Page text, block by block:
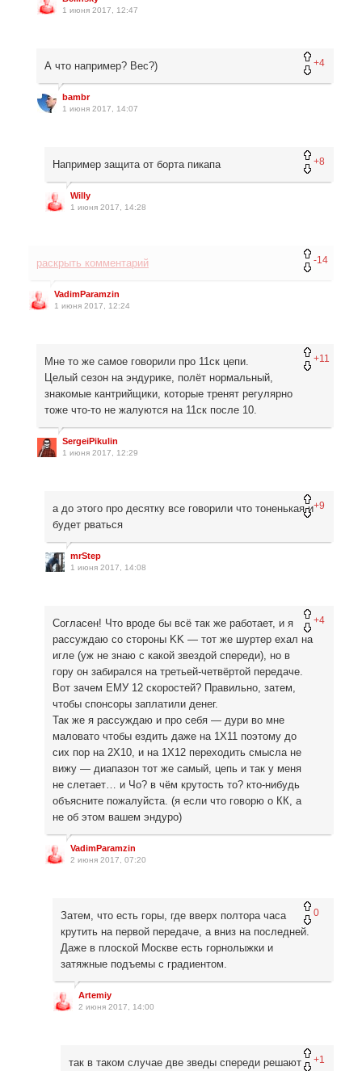
1 июня 2017, 12:47
+4
А что например? Вес?)
bambr
1 июня 2017, 14:07
+8
Например защита от борта пикапа
Willy
1 июня 2017, 14:28
-14
раскрыть комментарий
VadimParamzin
1 июня 2017, 12:24
+11
Мне то же самое говорили про 11ск цепи.
Целый сезон на эндурике, полёт нормальный,
знакомые кантрийщики, которые тренят регулярно
тоже что-то не жалуются на 11ск после 10.
SergeiPikulin
1 июня 2017, 12:29
+9
а до этого про десятку все говорили что тоненькая и
будет рваться
mrStep
1 июня 2017, 14:08
+4
Согласен! Что вроде бы всё так же работает, и я
рассуждаю со стороны KK — тот же шуртер ехал на
игле (уж не знаю с какой звездой спереди), но в
гору он забирался на третьей-четвёртой передаче.
Вот зачем ЕМУ 12 скоростей? Правильно, затем,
чтобы спонсоры заплатили денег.
Так же я рассуждаю и про себя — дури во мне
маловато чтобы ездить даже на 1Х11 поэтому до
сих пор на 2Х10, и на 1X12 переходить смысла не
вижу — диапазон тот же самый, цепь и так у меня
не слетает… и Чо? в чём крутость то? кто-нибудь
объясните пожалуйста. (я если что говорю о КК, а
не об этом вашем эндуро)
VadimParamzin
2 июня 2017, 07:20
0
Затем, что есть горы, где вверх полтора часа
крутить на первой передаче, а вниз на последней.
Даже в плоской Москве есть горнолыжки и
затяжные подъемы с градиентом.
Artemiy
2 июня 2017, 14:00
+1
так в таком случае две зведы спереди решают